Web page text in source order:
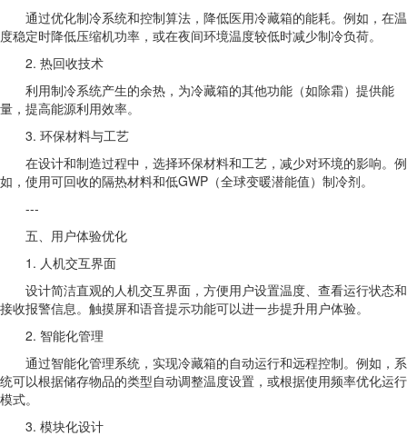
通过优化制冷系统和控制算法，降低医用冷藏箱的能耗。例如，在温
度稳定时降低压缩机功率，或在夜间环境温度较低时减少制冷负荷。
2. 热回收技术
利用制冷系统产生的余热，为冷藏箱的其他功能（如除霜）提供能
量，提高能源利用效率。
3. 环保材料与工艺
在设计和制造过程中，选择环保材料和工艺，减少对环境的影响。例
如，使用可回收的隔热材料和低GWP（全球变暖潜能值）制冷剂。
---
五、用户体验优化
1. 人机交互界面
设计简洁直观的人机交互界面，方便用户设置温度、查看运行状态和
接收报警信息。触摸屏和语音提示功能可以进一步提升用户体验。
2. 智能化管理
通过智能化管理系统，实现冷藏箱的自动运行和远程控制。例如，系
统可以根据储存物品的类型自动调整温度设置，或根据使用频率优化运行
模式。
3. 模块化设计